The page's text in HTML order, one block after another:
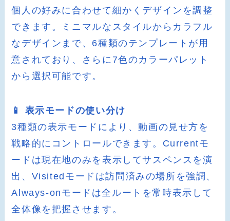
個人の好みに合わせて細かくデザインを調整
できます。ミニマルなスタイルからカラフル
なデザインまで、6種類のテンプレートが用
意されており、さらに7色のカラーパレット
から選択可能です。
📱 表示モードの使い分け
3種類の表示モードにより、動画の見せ方を
戦略的にコントロールできます。Currentモ
ードは現在地のみを表示してサスペンスを演
出、Visitedモードは訪問済みの場所を強調、
Always-onモードは全ルートを常時表示して
全体像を把握させます。